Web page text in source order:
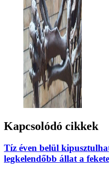
Kapcsolódó cikkek
Tíz éven belül
legkelendőbb állat a